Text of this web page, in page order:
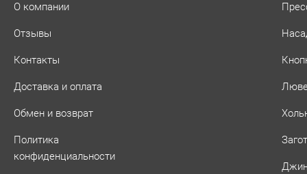
О компании
Отзывы
Контакты
Доставка и оплата
Обмен и возврат
Политика
конфиденциальности